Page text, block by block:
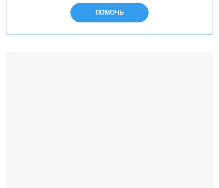
ПОМОЧЬ